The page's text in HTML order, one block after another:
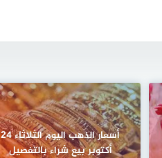
أسعار الذهب اليوم الثلاثاء 24
أكتوبر بيع شراء بالتفصيل